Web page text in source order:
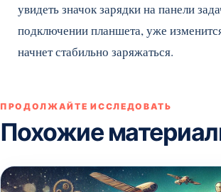
увидеть значок зарядки на панели
подключении планшета, уже
начнет стабильно заряжаться.
ПРОДОЛЖАЙТЕ ИССЛЕДОВАТЬ
Похожие